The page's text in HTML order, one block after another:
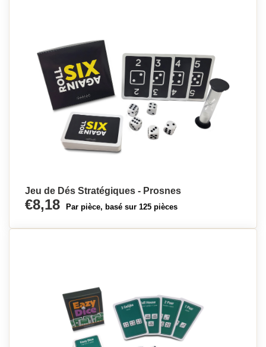
Jeu de Dés Stratégiques - Prosnes
€8,18 Par pièce, basé sur 125 pièces